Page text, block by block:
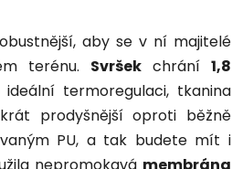
aby se v ní majitelé
terénu. Svršekchrání 1,8
termoregulaci, tkanina
prodyšnější oproti běžně
PU, a tak budete mít i